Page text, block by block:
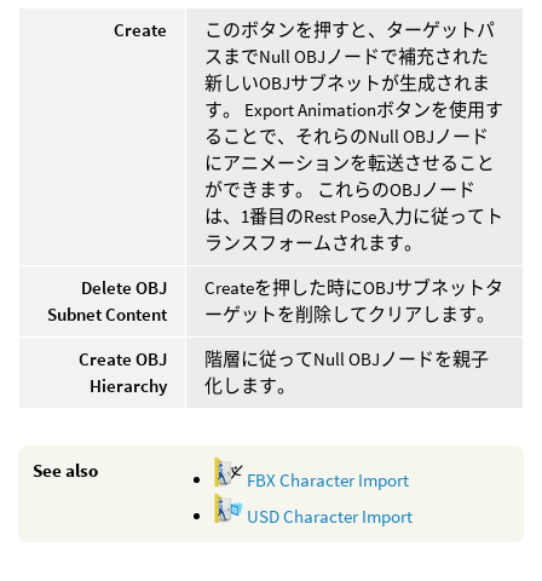
Create
このボタンを押すと、ターゲットパ
スまでNull OBJノードで補充された
新しいOBJサブネットが生成されま
す。 Export Animationボタンを使用す
ることで、それらのNull OBJノード
にアニメーションを転送させること
ができます。 これらのOBJノード
は、1番目のRest Pose入力に従ってト
ランスフォームされます。
Delete OBJ
Subnet Content
Createを押した時にOBJサブネットタ
ーゲットを削除してクリアします。
Create OBJ
Hierarchy
階層に従ってNull OBJノードを親子
化します。
See also
FBX Character Import
USD Character Import